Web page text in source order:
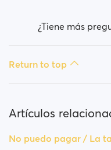
Apple?¿Tiene más
Return to top
Artículos
No puedo pagar / La